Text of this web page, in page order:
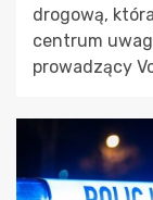
drogową,
centrum
prowadzący